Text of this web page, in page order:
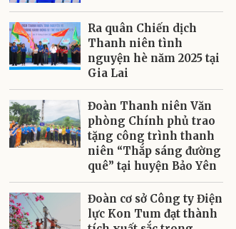
Ra quân Chiến dịch
Thanh niên tình
nguyện hè năm 2025 tại
Gia Lai
Đoàn Thanh niên Văn
phòng Chính phủ trao
tặng công trình thanh
niên “Thắp sáng đường
quê” tại huyện Bảo Yên
Đoàn cơ sở Công ty Điện
lực Kon Tum đạt thành